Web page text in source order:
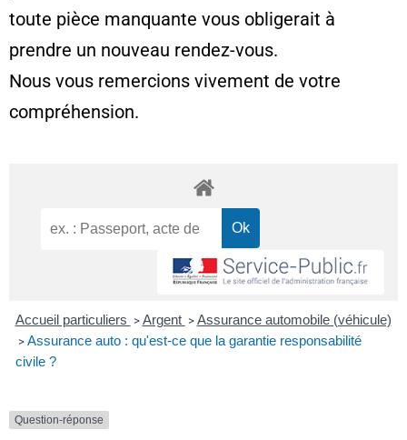
toute pièce manquante vous obligerait à
prendre un nouveau rendez-vous.
Nous vous remercions vivement de votre
compréhension.
Accueil particuliers > Argent > Assurance automobile (véhicule)
> Assurance auto : qu'est-ce que la garantie responsabilité
civile ?
Question-réponse